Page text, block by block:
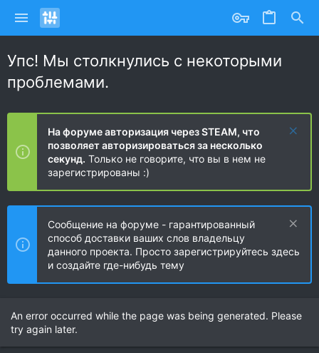
Упс! Мы столкнулись с некоторыми
проблемами.
На форуме авторизация через STEAM, что
позволяет авторизироваться за несколько
секунд. Только не говорите, что вы в нем не
зарегистрированы :)
Сообщение на форуме - гарантированный
способ доставки ваших слов владельцу
данного проекта. Просто зарегистрируйтесь здесь
и создайте где-нибудь тему
An error occurred while the page was being generated. Please
try again later.